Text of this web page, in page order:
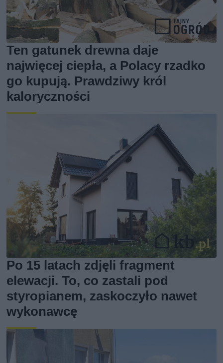
Ten gatunek drewna daje
najwięcej ciepła, a Polacy rzadko
go kupują. Prawdziwy król
kaloryczności
Po 15 latach zdjęli fragment
elewacji. To, co zastali pod
styropianem, zaskoczyło nawet
wykonawcę